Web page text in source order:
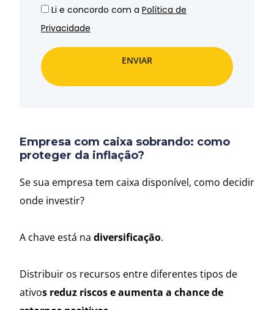
Li e concordo com a Política de
Privacidade
ENVIAR
Empresa com caixa sobrando: como
proteger da inflação?
Se sua empresa tem caixa disponível, como decidir
onde investir?
A chave está na diversificação.
Distribuir os recursos entre diferentes tipos de
ativos reduz riscos e aumenta a chance de